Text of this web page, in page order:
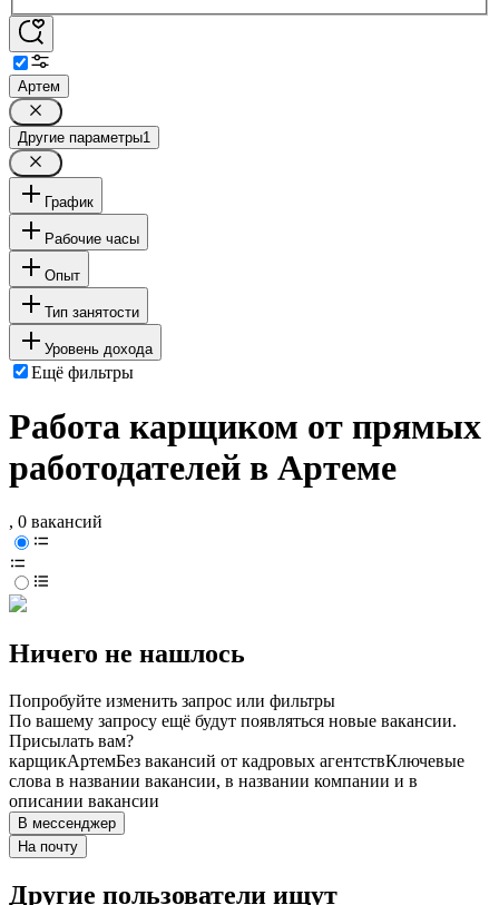
Артем
Другие параметры1
График
Рабочие часы
Опыт
Тип занятости
Уровень дохода
Ещё фильтры
Работа карщиком от прямых
работодателей в Артеме
, 0 вакансий
Ничего не нашлось
Попробуйте изменить запрос или фильтры
По вашему запросу ещё будут появляться новые вакансии.
Присылать вам?
карщикАртемБез вакансий от кадровых агентствКлючевые
слова в названии вакансии, в названии компании и в
описании вакансии
В мессенджер
На почту
Другие пользователи ищут